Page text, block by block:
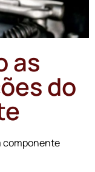
as
do
componente